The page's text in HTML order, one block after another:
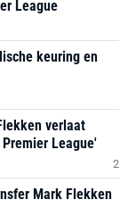
League
keuring en
verlaat
League'
2
Mark Flekken